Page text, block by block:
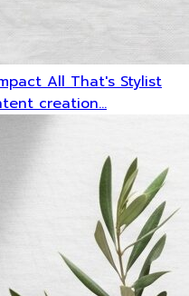
All That's Stylist
creation…